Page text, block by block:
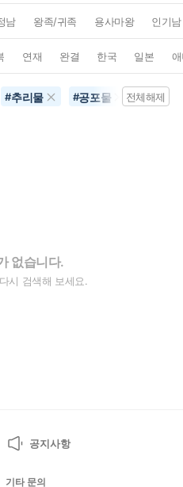
남 왕족/귀족 용사마왕 인기남
연재 완결 한국 일본
#추리물 #공포물 #음악
전체해제
없습니다.
시 검색해 보세요.
공지사항
기타 문의